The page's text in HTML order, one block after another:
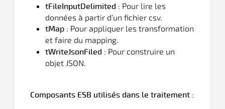
tFileInputDelimited : Pour lire les
données à partir d’un fichier csv.
tMap : Pour appliquer les transformation
et faire du mapping.
tWriteJsonFiled : Pour construire un
objet JSON.
Composants ESB utilisés dans le traitement :